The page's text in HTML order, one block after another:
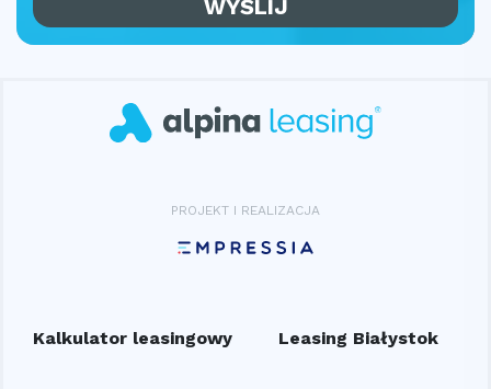
PROJEKT I REALIZACJA
Kalkulator leasingowy Leasing Białystok